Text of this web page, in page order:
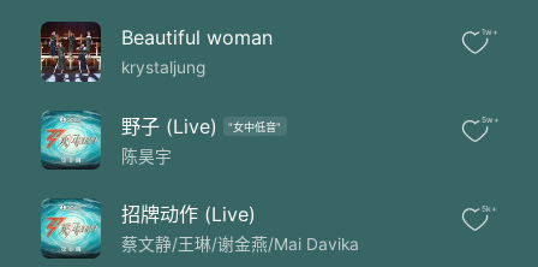
Beautiful woman
krystaljung
1w+
野子 (Live) "女中低音"
陈昊宇
5w+
招牌动作 (Live)
蔡文静/王琳/谢金燕/Mai Davika
5k+